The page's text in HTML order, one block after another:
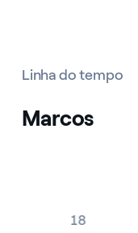
Linha do tempo
Marcos
2018